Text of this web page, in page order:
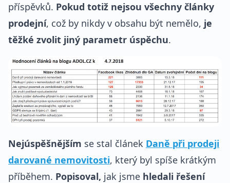
příspěvků. Pokud totiž nejsou všechny články
prodejní, což by nikdy v obsahu být nemělo, je
těžké zvolit jiný parametr úspěchu.
Nejúspěšnějším se stal článek Daně při prodeji
darované nemovitosti, který byl spíše krátkým
příběhem. Popisoval, jak jsme hledali řešení